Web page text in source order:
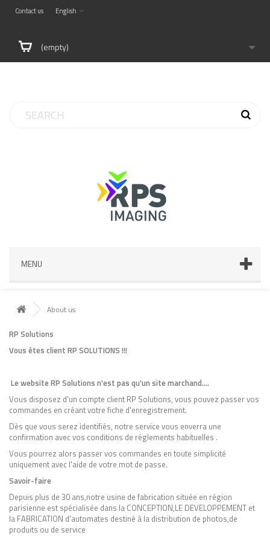
Contact us English
(empty)
MENU
About us
RP Solutions
Vous êtes client RP SOLUTIONS !!!
Le website RP Solutions n'est pas qu'un site marchand....
Vous disposez d'un compte client RP Solutions, vous pouvez passer vos
commandes en créant votre fiche d'enregistrement.
Dès que vous serez identifiés, notre service vous enverra une
confirmation avec vos conditions de réglements habituelles .
Vous pourrez alors passer vos commandes en toute simplicité
uniquement avec l'aide de votre mot de passe.
Savoir-faire
Depuis plus de 30 ans,notre usine de fabrication située en région
parisienne est spécialisée dans la CONCEPTION,LE DEVELOPPEMENT et
la FABRICATION d'automates destiné à la distribution de photos,de
produits ou de service